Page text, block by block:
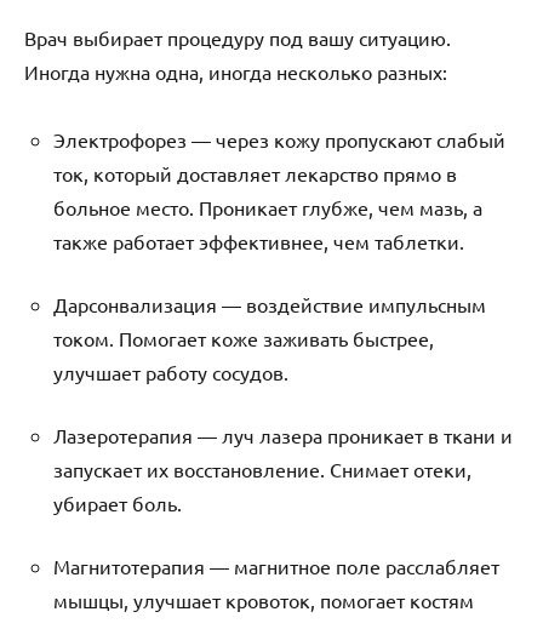
Врач выбирает процедуру под вашу ситуацию.
Иногда нужна одна, иногда несколько разных:
Электрофорез — через кожу пропускают слабый
ток, который доставляет лекарство прямо в
больное место. Проникает глубже, чем мазь, а
также работает эффективнее, чем таблетки.
Дарсонвализация — воздействие импульсным
током. Помогает коже заживать быстрее,
улучшает работу сосудов.
Лазеротерапия — луч лазера проникает в ткани и
запускает их восстановление. Снимает отеки,
убирает боль.
Магнитотерапия — магнитное поле расслабляет
мышцы, улучшает кровоток, помогает костям